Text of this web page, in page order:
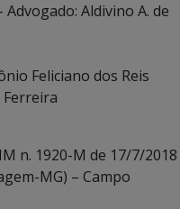
Advogado: Aldivino A. de
Feliciano dos Reis
Ferreira
n. 1920-M de 17/7/2018
MG) – Campo